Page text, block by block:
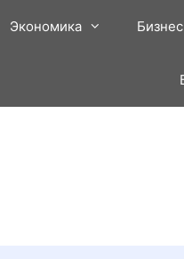
Экономика Бизнес